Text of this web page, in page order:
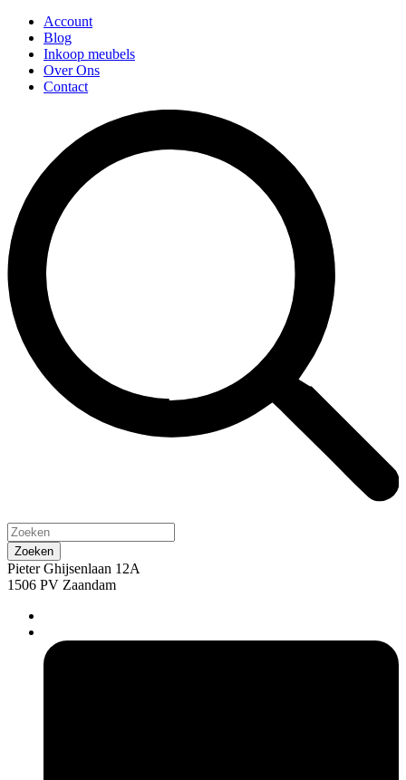
Account
Blog
Inkoop meubels
Over Ons
Contact
Pieter Ghijsenlaan 12A
1506 PV Zaandam